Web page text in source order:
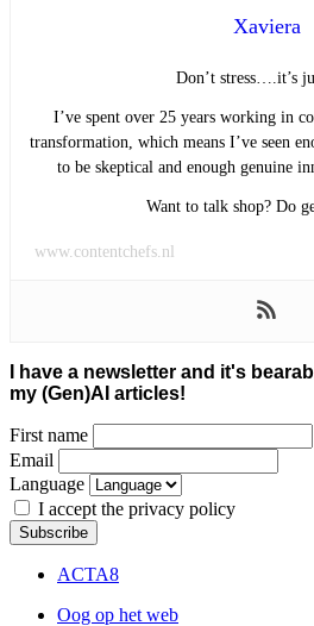
Xaviera
Don’t stress….it’s
I’ve spent over 25 years working in
transformation, which means I’ve seen
to be skeptical and enough genuine
Want to talk shop? Do
www.contentchefs.nl
I have a newsletter and it's
my (Gen)AI articles!
First name
Email
Language
I accept the privacy policy
ACTA8
Oog op het web